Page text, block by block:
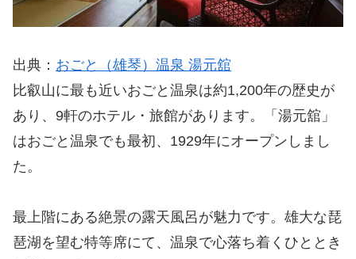
出典： おごと（雄琴）温泉 湯元舘
比叡山に最も近いおごと温泉は約1,200年の歴史が
あり、9軒のホテル・旅館があります。「湯元舘」
はおごと温泉でも最初、1929年にオープンしまし
た。
最上階にある絶景の露天風呂が魅力です。雄大な琵
琶湖を望む特等席にて、温泉で心落ち着くひととき